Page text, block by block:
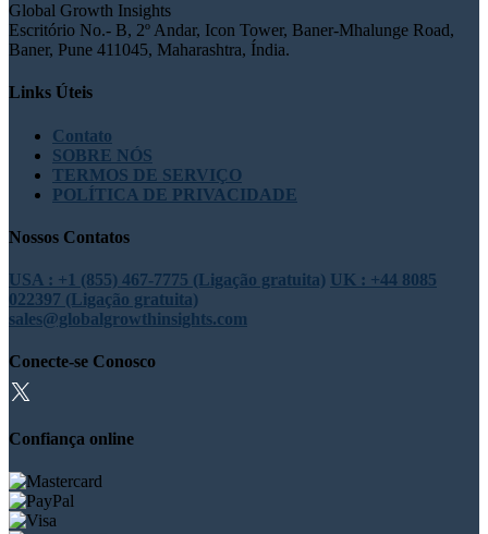
Global Growth Insights
Escritório No.- B, 2º Andar, Icon Tower, Baner-Mhalunge Road,
Baner, Pune 411045, Maharashtra, Índia.
Links Úteis
Contato
SOBRE NÓS
TERMOS DE SERVIÇO
POLÍTICA DE PRIVACIDADE
Nossos Contatos
USA : +1 (855) 467-7775 (Ligação gratuita) UK : +44 8085
022397 (Ligação gratuita)
sales@globalgrowthinsights.com
Conecte-se Conosco
Confiança online